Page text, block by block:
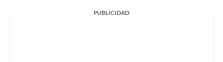
PUBLICIDAD